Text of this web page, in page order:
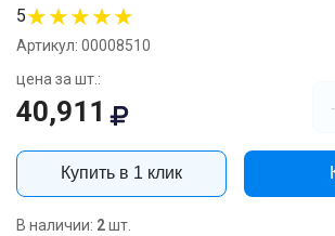
5★★★★★
Артикул: 00008510
цена за шт.:
40,911 -
Купить в 1 клик
В наличии: 2шт.